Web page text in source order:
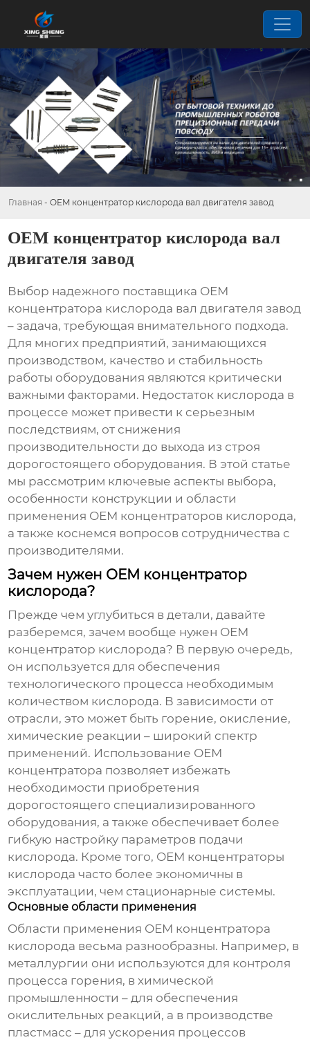
Главная - OEM концентратор кислорода вал двигателя завод
OEM концентратор кислорода вал
двигателя завод
Выбор надежного поставщика ОЕМ
концентратора кислорода вал двигателя завод
– задача, требующая внимательного подхода.
Для многих предприятий, занимающихся
производством, качество и стабильность
работы оборудования являются критически
важными факторами. Недостаток кислорода в
процессе может привести к серьезным
последствиям, от снижения
производительности до выхода из строя
дорогостоящего оборудования. В этой статье
мы рассмотрим ключевые аспекты выбора,
особенности конструкции и области
применения ОЕМ концентраторов кислорода,
а также коснемся вопросов сотрудничества с
производителями.
Зачем нужен ОЕМ концентратор
кислорода?
Прежде чем углубиться в детали, давайте
разберемся, зачем вообще нужен ОЕМ
концентратор кислорода? В первую очередь,
он используется для обеспечения
технологического процесса необходимым
количеством кислорода. В зависимости от
отрасли, это может быть горение, окисление,
химические реакции – широкий спектр
применений. Использование ОЕМ
концентратора позволяет избежать
необходимости приобретения
дорогостоящего специализированного
оборудования, а также обеспечивает более
гибкую настройку параметров подачи
кислорода. Кроме того, ОЕМ концентраторы
кислорода часто более экономичны в
эксплуатации, чем стационарные системы.
Основные области применения
Области применения ОЕМ концентратора
кислорода весьма разнообразны. Например, в
металлургии они используются для контроля
процесса горения, в химической
промышленности – для обеспечения
окислительных реакций, а в производстве
пластмасс – для ускорения процессов